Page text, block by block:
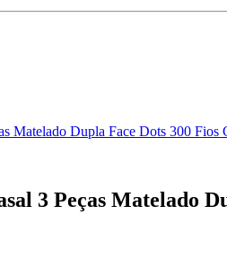
Matelado Dupla Face Dots 300 Fios
3 Peças Matelado